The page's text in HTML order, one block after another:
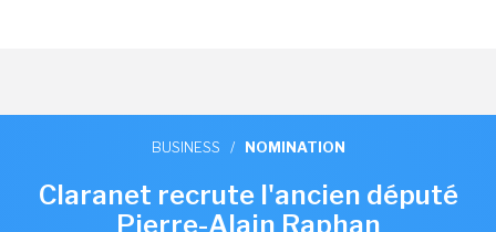
BUSINESS / NOMINATION
Claranet recrute l'ancien député
Pierre-Alain Raphan